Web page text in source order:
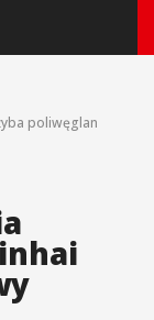
poliwęglan